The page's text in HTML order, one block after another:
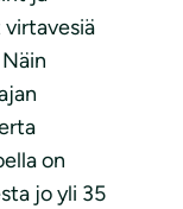
on
jo yli 35